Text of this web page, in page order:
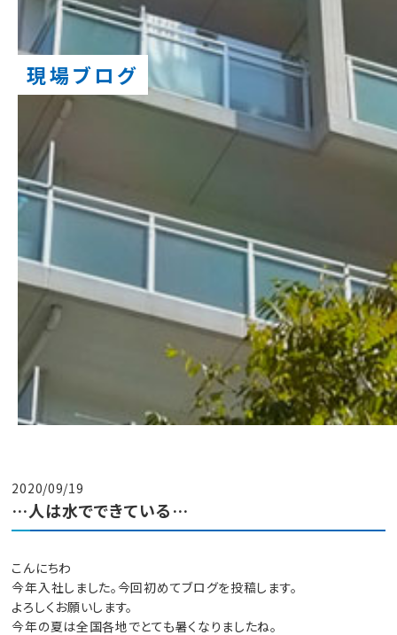
現場ブログ
2020/09/19
…人は水でできている…
こんにちわ
今年入社しました。今回初めてブログを投稿します。
よろしくお願いします。
今年の夏は全国各地でとても暑くなりましたね。